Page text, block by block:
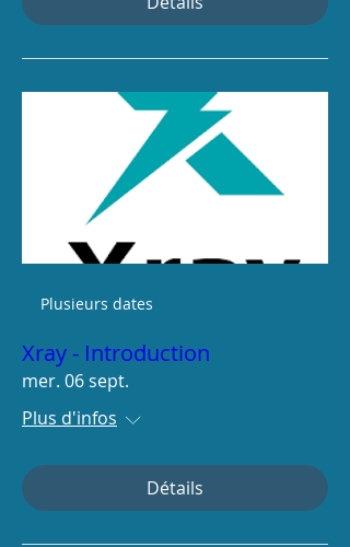
Plusieurs dates
Xray - Introduction
mer. 06 sept.
Plus d'infos
Détails